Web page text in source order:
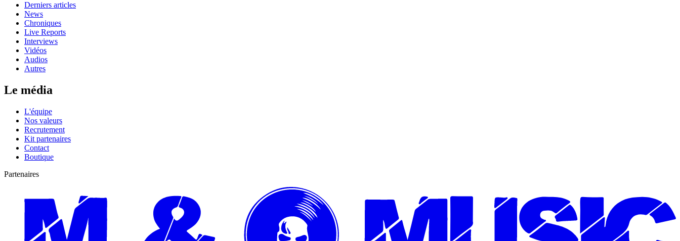
Derniers articles
News
Chroniques
Live Reports
Interviews
Vidéos
Audios
Autres
Le média
L'équipe
Nos valeurs
Recrutement
Kit partenaires
Contact
Boutique
Partenaires